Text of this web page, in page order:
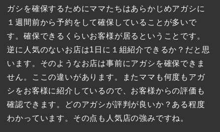
ガシを確保するためにママたちはあらかじめアガシに
１週間前から予約をして確保していることが多いで
す。確保できるくらいお客様が居るということです。
逆に人気のないお店は1日に１組紹介できるか？だと思
います。そのようなお店は事前にアガシを確保できま
せん。ここの違いがあります。またママも何度もアガ
シをお客様に紹介しているので、お客様からの評価も
確認できます。どのアガシが評判が良いか？ある程度
わかっています。その点も人気店の強みですね。